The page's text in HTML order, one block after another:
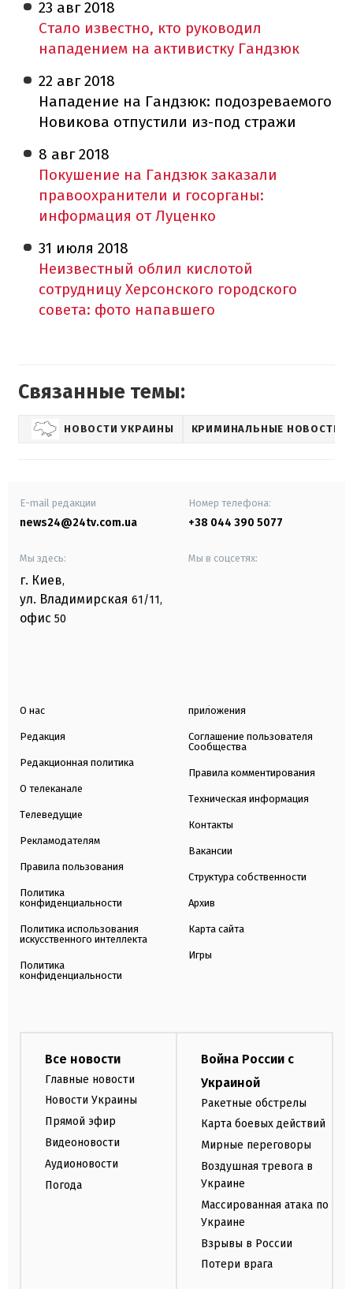
23 авг 2018
Стало известно, кто руководил
нападением на активистку Гандзюк
22 авг 2018
Нападение на Гандзюк: подозреваемого
Новикова отпустили из-под стражи
8 авг 2018
Покушение на Гандзюк заказали
правоохранители и госорганы:
информация от Луценко
31 июля 2018
Неизвестный облил кислотой
сотрудницу Херсонского городского
совета: фото напавшего
Связанные темы:
НОВОСТИ УКРАИНЫ КРИМИНАЛЬНЫЕ НОВОСТИ
E-mail редакции
news24@24tv.com.ua
Номер телефона:
+38 044 390 5077
Мы здесь:
г. Киев,
ул. Владимирская 61/11,
офис 50
Мы в соцсетях:
О нас
Редакция
Редакционная политика
О телеканале
Телеведущие
Рекламодателям
Правила пользования
Политика
конфиденциальности
Политика использования
искусственного интеллекта
Политика
конфиденциальности
приложения
Соглашение пользователя
Сообщества
Правила комментирования
Техническая информация
Контакты
Вакансии
Структура собственности
Архив
Карта сайта
Игры
Все новости
Главные новости
Новости Украины
Прямой эфир
Видеоновости
Аудионовости
Погода
Война России с
Украиной
Ракетные обстрелы
Карта боевых действий
Мирные переговоры
Воздушная тревога в
Украине
Массированная атака по
Украине
Взрывы в России
Потери врага